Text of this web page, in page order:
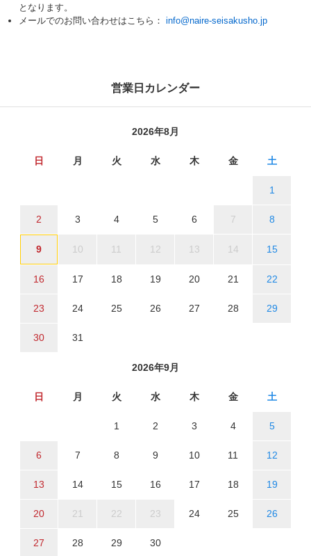
となります。
メールでのお問い合わせはこちら： info@naire-seisakusho.jp
営業日カレンダー
2026年8月
日 月 火 水 木 金 土
1
2 3 4 5 6 7 8
9 10 11 12 13 14 15
16 17 18 19 20 21 22
23 24 25 26 27 28 29
30 31
2026年9月
日 月 火 水 木 金 土
1 2 3 4 5
6 7 8 9 10 11 12
13 14 15 16 17 18 19
20 21 22 23 24 25 26
27 28 29 30